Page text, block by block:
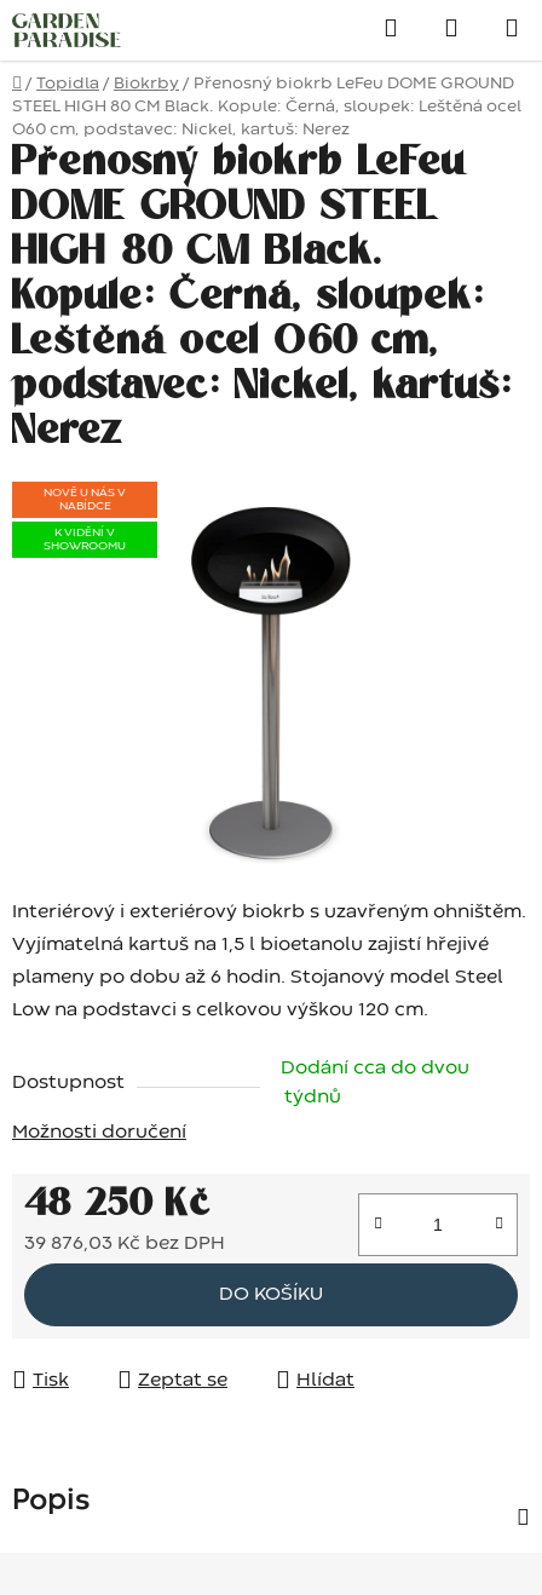
Přejít
na
obsah
Hledat
Domů
/ Topidla / Biokrby / Přenosný biokrb LeFeu DOME GROUND
STEEL HIGH 80 CM Black. Kopule: Černá, sloupek: Leštěná ocel
O60 cm, podstavec: Nickel, kartuš: Nerez
Interiérový i exteriérový biokrb s uzavřeným ohništěm.
Vyjímatelná kartuš na 1,5 l bioetanolu zajistí hřejivé
plameny po dobu až 6 hodin. Stojanový model Steel
Low na podstavci s celkovou výškou 120 cm.
Dostupnost
Dodání cca do dvou
týdnů
Možnosti doručení
48 250 Kč
39 876,03 Kč bez DPH
Měrná cena:
DO KOŠÍKU
Tisk Zeptat se Hlídat
Přenosný biokrb LeFeu
DOME GROUND STEEL
HIGH 80 CM Black.
Kopule: Černá, sloupek:
Leštěná ocel O60 cm,
podstavec: Nickel, kartuš:
Nerez
NOVĚ U NÁS V
NABÍDCE
K VIDĚNÍ V
SHOWROOMU
Popis